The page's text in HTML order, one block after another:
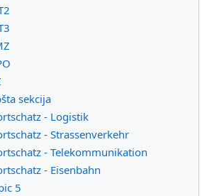
sekcija
- Logistik
- Strassenverkehr
- Telekommunikation
- Eisenbahn
5